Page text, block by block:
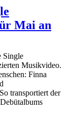
Mai an
Single
Musikvideo.
Finna
transportiert der